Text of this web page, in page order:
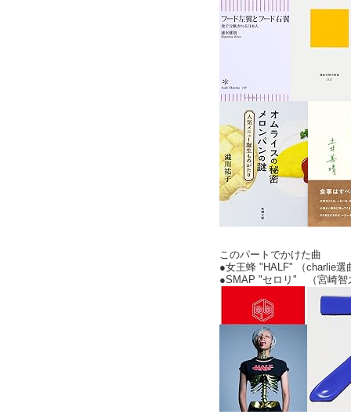
このパートでかけた曲
●女王蜂 "HALF" （charlie選
●SMAP "セロリ" （宮崎智